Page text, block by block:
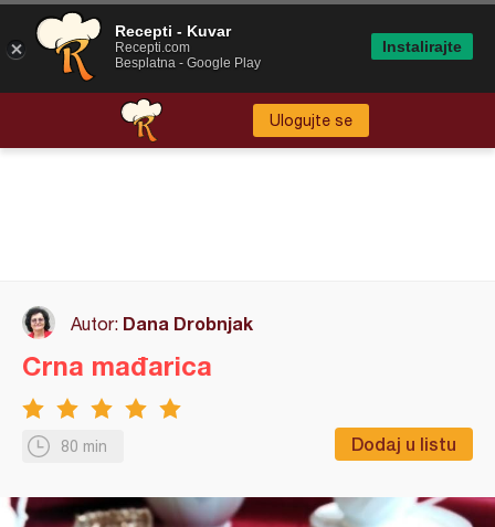
Ulogujte se
Autor: Dana Drobnjak
80 min Dodaj u listu
Crna mađarica
Recepti - Kuvar
Recepti.com
Besplatna - Google Play
Instalirajte